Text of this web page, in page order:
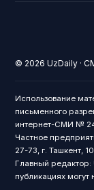
© 2026 UzDaily ·
Использование
письменного
интернет-СМИ №
Частное
27-73, г. Ташкент,
Главный
публикациях могут